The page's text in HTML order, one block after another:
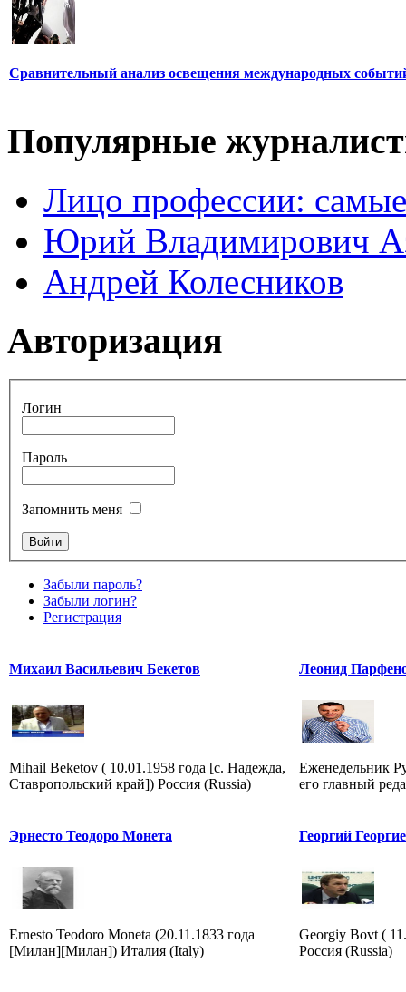
Сравнительный анализ освещения международных
Популярные
Лицо профессии:
Юрий Владимирович
Андрей Колесников
Авторизация
Логин
Пароль
Запомнить меня
Забыли пароль?
Забыли логин?
Регистрация
Михаил Васильевич Бекетов
Mihail Beketov ( 10.01.1958 года [с. Надежда,
Ставропольский край]) Россия (Russia)
Леонид
Еженедельник
его главный
Эрнесто Теодоро Монета
Ernesto Teodoro Moneta (20.11.1833 года
[Милан][Милан]) Италия (Italy)
Георгий
Georgiy Bovt (
Россия (Russia)